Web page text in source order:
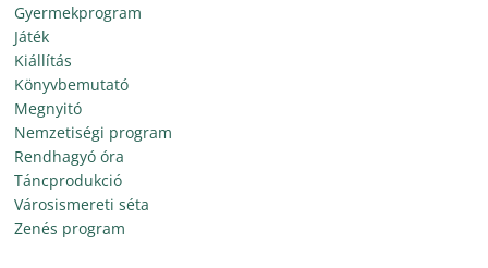
Gyermekprogram
Játék
Kiállítás
Könyvbemutató
Megnyitó
Nemzetiségi program
Rendhagyó óra
Táncprodukció
Városismereti séta
Zenés program